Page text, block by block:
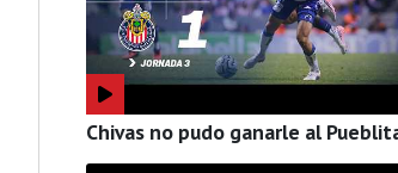
Chivas no pudo ganarle al